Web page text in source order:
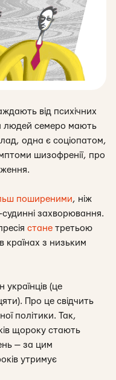
від психічних
людей семеро мають
одна є соціопатом,
шизофренії, про
поширеними, ніж
захворювання.
стане третьою
з низьким
українців (це
Про це свідчить
політики. Так,
щороку стають
— за цим
утримує